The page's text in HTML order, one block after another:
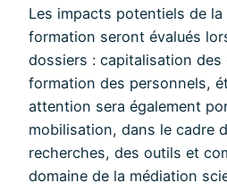
Les impacts potentiels de
formation seront évalués
dossiers : capitalisation des
formation des personnels,
attention sera également
mobilisation, dans le cadre
recherches, des outils et
domaine de la médiation